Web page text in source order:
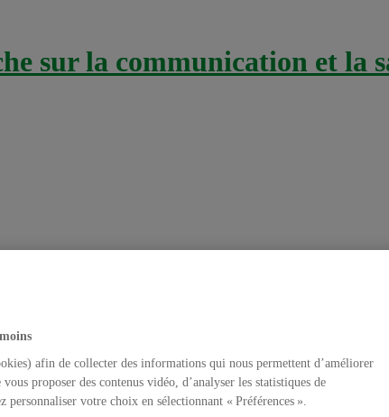
sur la communication et la
de recherche,Séminaires
afin de collecter des informations qui nous permettent d’améliorer
proposer des contenus vidéo, d’analyser les statistiques de
personnaliser votre choix en sélectionnant « Préférences ».